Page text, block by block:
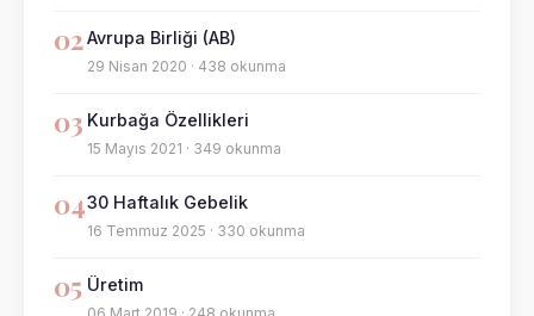
02Avrupa Birliği (AB)
29 Nisan 2020 · 438 okunma
03 Kurbağa Özellikleri
15 Mayıs 2021 · 349 okunma
0430 Haftalık Gebelik
16 Temmuz 2025 · 330 okunma
05 Üretim